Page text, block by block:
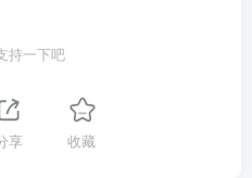
持一下吧
享 收藏